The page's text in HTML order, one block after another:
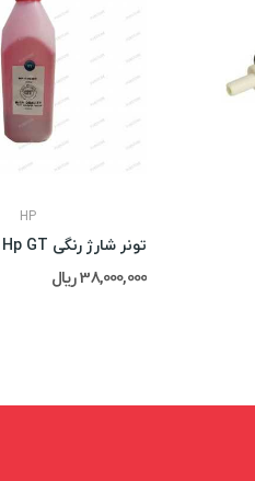
HP
تونر شارژ رنگی Hp GT قرمز
38,000,000 ریال